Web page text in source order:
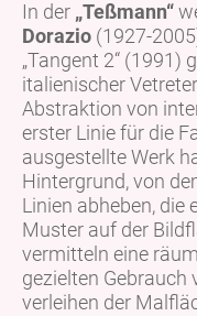
In der „Teßmann“
Dorazio (1927-
„Tangent 2“ (1991)
italienischer
Abstraktion von
erster Linie für die
ausgestellte Werk
Hintergrund, von
Linien abheben, die
Muster auf der
vermitteln eine
gezielten Gebrauch
verleihen der